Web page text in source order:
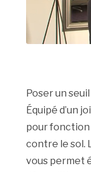
Poser un
Équipé d’un
pour fonction
contre le sol.
vous permet